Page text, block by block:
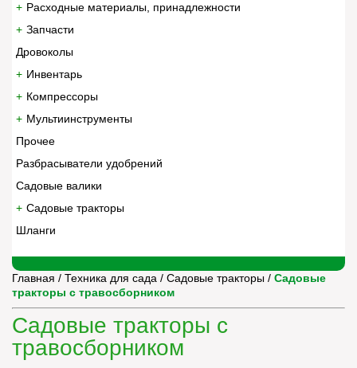
Расходные материалы, принадлежности
Запчасти
Дровоколы
Инвентарь
Компрессоры
Мультиинструменты
Прочее
Разбрасыватели удобрений
Садовые валики
Садовые тракторы
Шланги
Главная / Техника для сада / Садовые тракторы / Садовые
тракторы с травосборником
Садовые тракторы с
травосборником